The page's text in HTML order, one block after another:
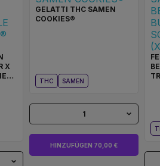
X
GELATTI THC SAMEN
COOKIES®
THC SAMEN
1
HINZUFÜGEN 70,00 €